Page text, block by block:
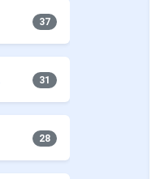
37
31
28